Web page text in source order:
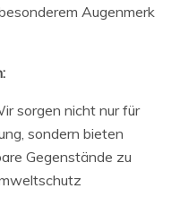
Augenmerk
sorgen nicht nur für
sondern bieten
Gegenstände zu